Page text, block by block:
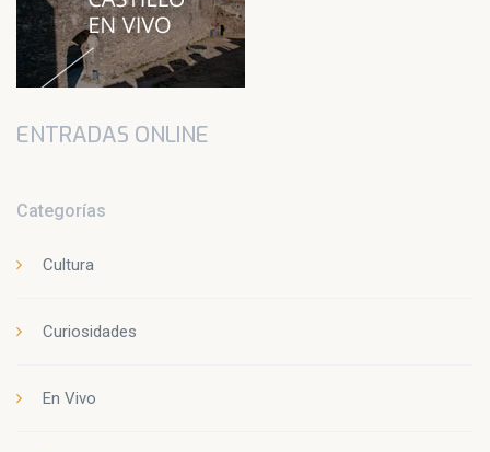
ENTRADAS ONLINE
Categorías
Cultura
Curiosidades
En Vivo